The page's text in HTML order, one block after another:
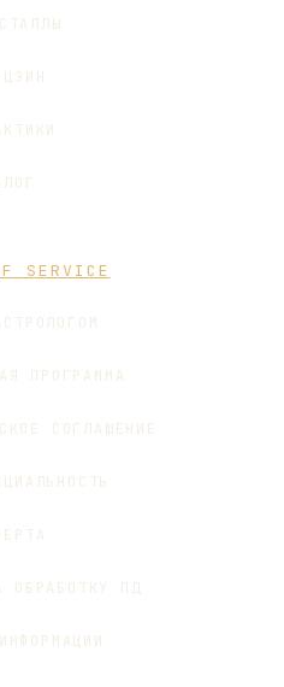
SERVICE
ПРОГРАММА
СОГЛАШЕНИЕ
ОБРАБОТКУ ПД